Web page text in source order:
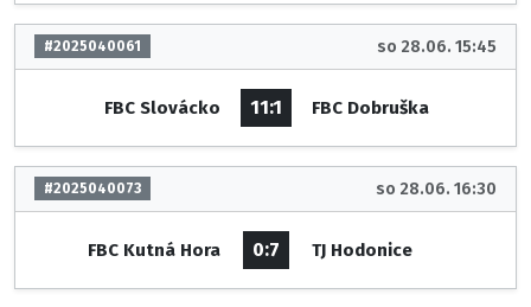
#2025040061 so 28.06. 15:45
FBC Slovácko 11:1 FBC Dobruška
#2025040073 so 28.06. 16:30
FBC Kutná Hora 0:7 TJ Hodonice